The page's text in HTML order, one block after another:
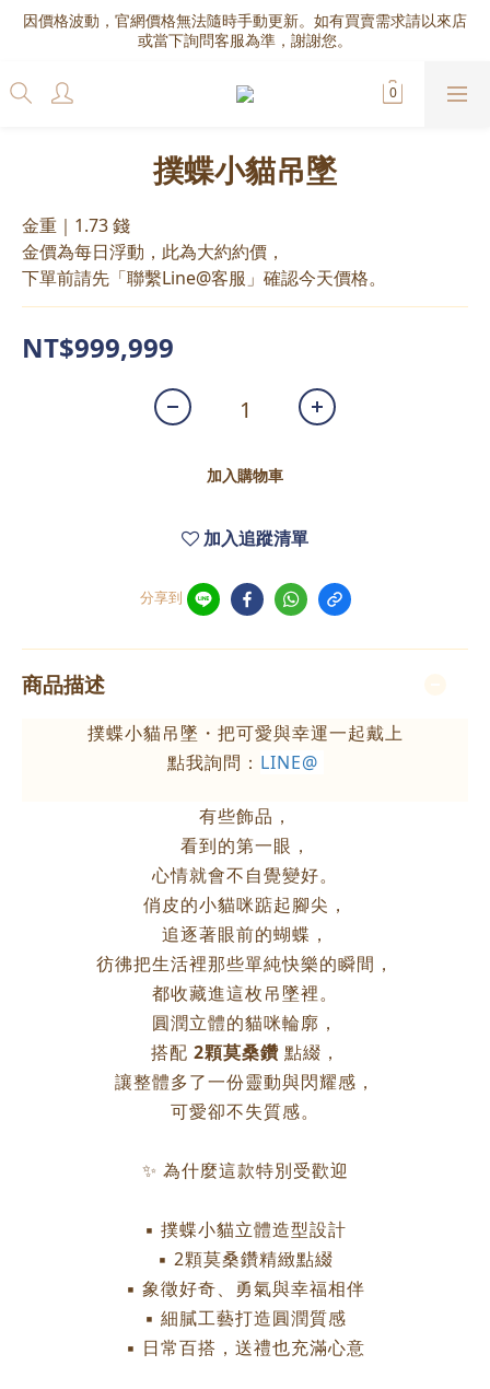
因價格波動，官網價格無法隨時手動更新。如有買賣需求請以來店
或當下詢問客服為準，謝謝您。
撲蝶小貓吊墜
金重｜1.73 錢
金價為每日浮動，此為大約約價，
下單前請先「聯繫Line@客服」確認今天價格。
NT$999,999
加入購物車
加入追蹤清單
分享到
商品描述
撲蝶小貓吊墜・把可愛與幸運一起戴上
點我詢問： LINE@
有些飾品，
看到的第一眼，
心情就會不自覺變好。
俏皮的小貓咪踮起腳尖，
追逐著眼前的蝴蝶，
彷彿把生活裡那些單純快樂的瞬間，
都收藏進這枚吊墜裡。
圓潤立體的貓咪輪廓，
搭配 2顆莫桑鑽點綴，
讓整體多了一份靈動與閃耀感，
可愛卻不失質感。
✨ 為什麼這款特別受歡迎
▪ 撲蝶小貓立體造型設計
▪ 2顆莫桑鑽精緻點綴
▪ 象徵好奇、勇氣與幸福相伴
▪ 細膩工藝打造圓潤質感
▪ 日常百搭，送禮也充滿心意